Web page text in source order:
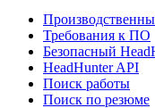
Требования к ПО
Безопасный
HeadHunter API
Поиск работы
Поиск по резюме